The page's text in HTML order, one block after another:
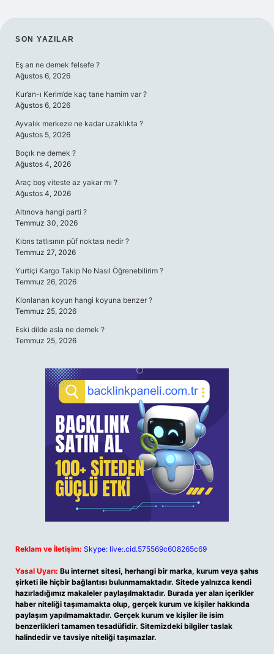
SIDEBAR
SON YAZILAR
Eş arı ne demek felsefe ?
Ağustos 6, 2026
Kur’an-ı Kerim’de kaç tane hamim var ?
Ağustos 6, 2026
Ayvalık merkeze ne kadar uzaklıkta ?
Ağustos 5, 2026
Boçık ne demek ?
Ağustos 4, 2026
Araç boş viteste az yakar mı ?
Ağustos 4, 2026
Altınova hangi parti ?
Temmuz 30, 2026
Kıbrıs tatlısının püf noktası nedir ?
Temmuz 27, 2026
Yurtiçi Kargo Takip No Nasıl Öğrenebilirim ?
Temmuz 26, 2026
Klonlanan koyun hangi koyuna benzer ?
Temmuz 25, 2026
Eski dilde asla ne demek ?
Temmuz 25, 2026
Reklam ve İletişim: Skype: live:.cid.575569c608265c69
Yasal Uyarı: Bu internet sitesi, herhangi bir marka, kurum veya şahıs
şirketi ile hiçbir bağlantısı bulunmamaktadır. Sitede yalnızca kendi
hazırladığımız makaleler paylaşılmaktadır. Burada yer alan içerikler
haber niteliği taşımamakta olup, gerçek kurum ve kişiler hakkında
paylaşım yapılmamaktadır. Gerçek kurum ve kişiler ile isim
benzerlikleri tamamen tesadüfidir. Sitemizdeki bilgiler taslak
halindedir ve tavsiye niteliği taşımazlar.